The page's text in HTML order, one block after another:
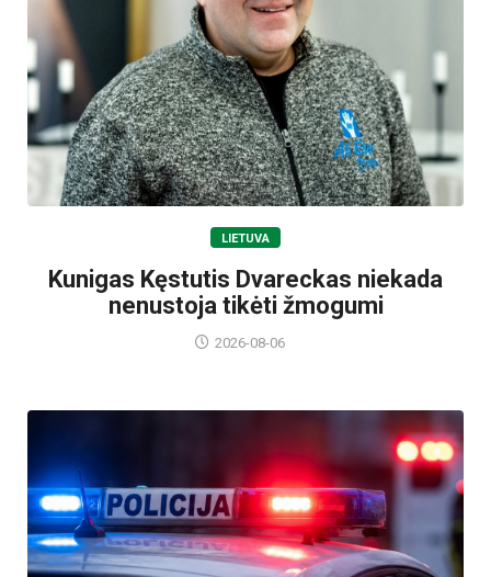
LIETUVA
Kunigas Kęstutis Dvareckas niekada
nenustoja tikėti žmogumi
2026-08-06